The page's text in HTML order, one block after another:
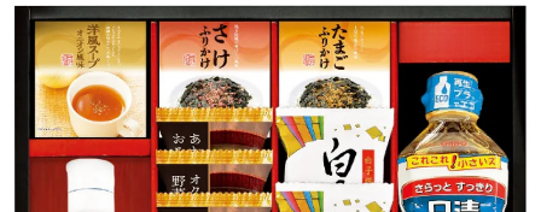
予算から選ぶ
カテゴリから選ぶ
贈る相手から選ぶ